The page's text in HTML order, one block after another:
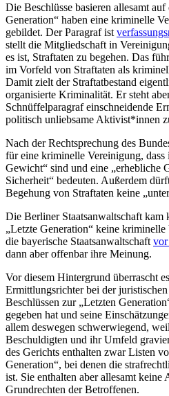
Die Beschlüsse basieren allesamt
Generation“ haben eine kriminelle
gebildet. Der Paragraf ist
stellt die Mitgliedschaft in
es ist, Straftaten zu begehen. Das
im Vorfeld von Straftaten als
Damit zielt der Straftatbestand
organisierte Kriminalität. Er steht
Schnüffelparagraf einschneidende
politisch unliebsame Aktivist*innen
Nach der Rechtsprechung des
für eine kriminelle Vereinigung, dass
Gewicht“ sind und eine „erhebliche
Sicherheit“ bedeuten. Außerdem
Begehung von Straftaten keine
Die Berliner Staatsanwaltschaft kam
„Letzte Generation“ keine
die bayerische Staatsanwaltschaft vor
dann aber offenbar ihre Meinung.
Vor diesem Hintergrund überrascht
Ermittlungsrichter bei der
Beschlüssen zur „Letzten
gegeben hat und seine
allem deswegen schwerwiegend,
Beschuldigten und ihr Umfeld
des Gerichts enthalten zwar Listen
Generation“, bei denen die
ist. Sie enthalten aber allesamt keine
Grundrechten der Betroffenen.